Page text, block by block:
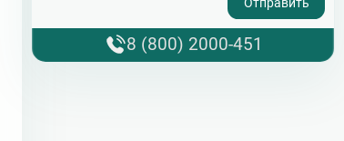
8 (800) 2000-451